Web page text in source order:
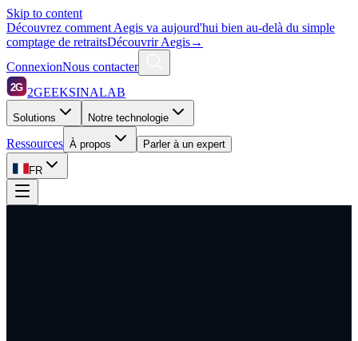
Skip to content
Découvrez comment Aegis va aujourd'hui bien au-delà du simple
comptage de retraitsDécouvrir Aegis→
ConnexionNous contacter
2G 2GEEKSINALAB
Solutions Notre technologie
Ressources À propos Parler à un expert
FR